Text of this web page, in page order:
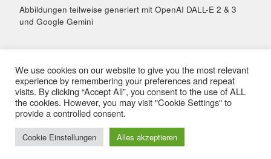
Abbildungen teilweise generiert mit OpenAI DALL-E 2 & 3
und Google Gemini
© 2026Hai Performance– Alle Rechte vorbehalten
Präsentiert vonWP– Entworfen mit dem Customizr-Theme
We use cookies on our website to give you the most relevant
experience by remembering your preferences and repeat
visits. By clicking “Accept All”, you consent to the use of ALL
the cookies. However, you may visit "Cookie Settings" to
provide a controlled consent.
Cookie Einstellungen Alles akzeptieren